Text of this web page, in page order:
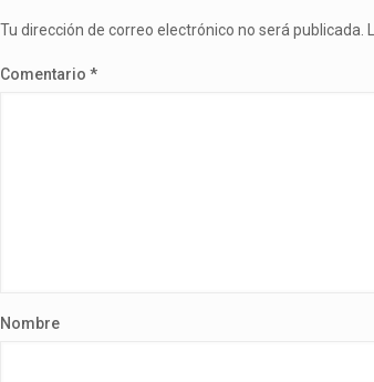
Tu dirección de correo electrónico no será publicada.
Comentario *
Nombre